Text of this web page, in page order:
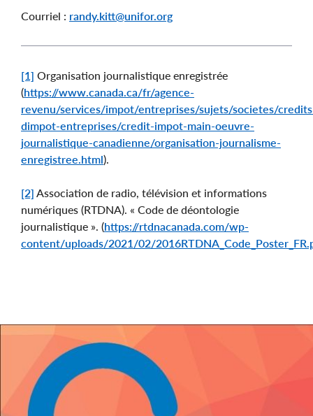
Courriel : randy.kitt@unifor.org
[1] Organisation journalistique enregistrée
(https://www.canada.ca/fr/agence-
revenu/services/impot/entreprises/sujets/societes/
dimpot-entreprises/credit-impot-main-oeuvre-
journalistique-canadienne/organisation-journalisme-
enregistree.html).
[2] Association de radio, télévision et informations
numériques (RTDNA). « Code de déontologie
journalistique ». (https://rtdnacanada.com/wp-
content/uploads/2021/02/